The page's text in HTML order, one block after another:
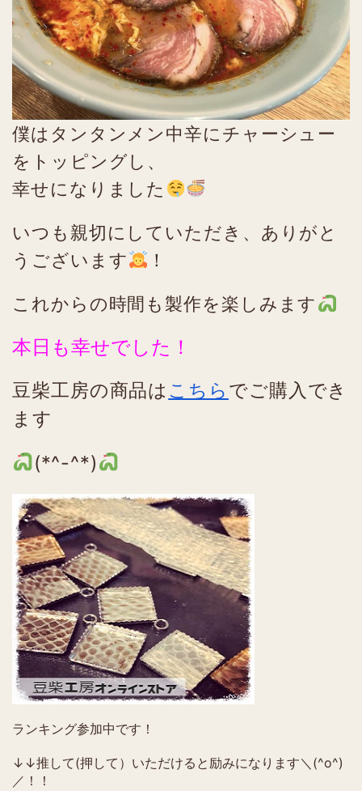
僕はタンタンメン中辛にチャーシュー
をトッピングし、
幸せになりました
いつも親切にしていただき、ありがと
うございます
！
これからの時間も製作を楽しみます
本日も幸せでした！
豆柴工房の商品は こちら でご購入でき
ます
(*^-^*)
ランキング参加中です！
↓↓推して(押して）いただけると励みになります＼(^o^)
／！！